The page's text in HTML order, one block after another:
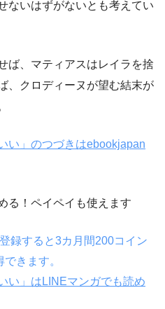
ないはずがないとも考えてい
ば、マティアスはレイラを捨
、クロディーヌが望む結末が
い」のつづきはebookjapan
る！ペイペイも使えます
録すると3カ月間200コイン
きます。
い」はLINEマンガでも読め